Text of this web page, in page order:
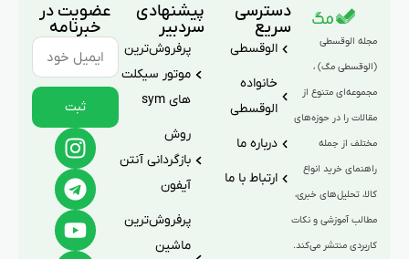
مجله الوقسطی
(الوقسطی مگ) ،
مجموعه‌ای متنوع از
مقالات را در حوزه‌های
مختلف از جمله
راهنمای خرید انواع
کالا، تحلیل‌های خبری،
مطالب آموزشی و نکات
کاربردی منتشر می‌کند.
دسترسی
سریع
الوقسطی
خانواده
الوقسطی
درباره ما
ارتباط با ما
پیشنهادی
سردبیر
پرفروش‌ترین
موتور سیکلت
های sym
روش
بازگردانی آنتن
آیفون
پرفروش‌ترین
ماشین
عضویت در
خبرنامه
ثبت